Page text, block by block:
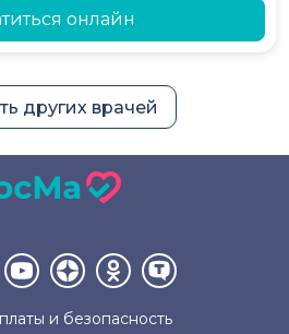
онлайн
других врачей
и безопасность